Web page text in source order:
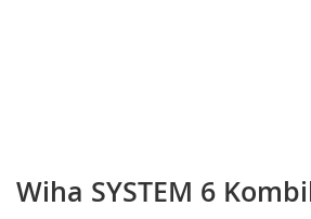
Wiha SYSTEM 6
Anfang
der